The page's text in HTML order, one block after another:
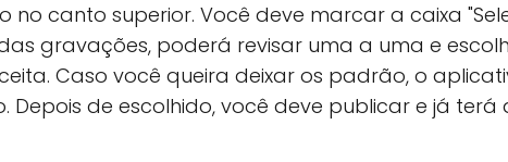
no canto superior. Você deve marcar a caixa
gravações, poderá revisar uma a uma e
Caso você queira deixar os padrão, o
Depois de escolhido, você deve publicar e já